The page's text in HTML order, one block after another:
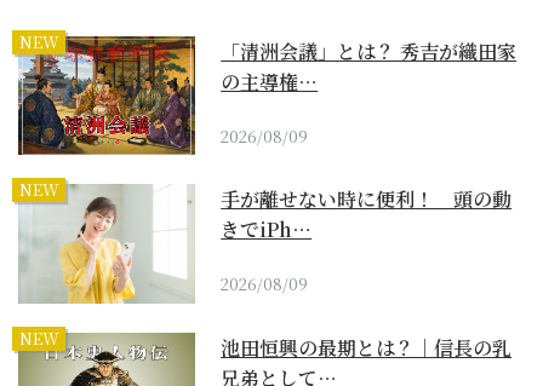
NEW
「清洲会議」とは？ 秀吉が織田家
の主導権…
2026/08/09
NEW
手が離せない時に便利！ 頭の動
きでiPh…
2026/08/09
NEW
池田恒興の最期とは？｜信長の乳
兄弟として…